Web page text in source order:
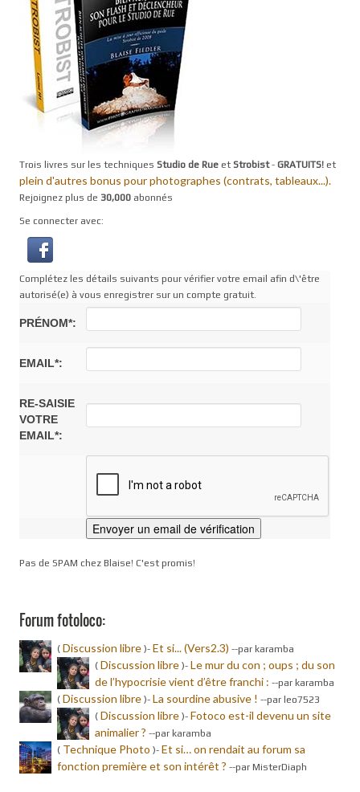
Trois livres sur les techniques Studio de Rue et Strobist- GRATUITS! et
plein d'autres bonus pour photographes (contrats, tableaux...).
Rejoignez plus de 30,000 abonnés
Se connecter avec:
Complétez les détails suivants pour vérifier votre email afin d\'être
autorisé(e) à vous enregistrer sur un compte gratuit.
PRÉNOM*:
EMAIL*:
RE-SAISIE
VOTRE
EMAIL*:
Pas de SPAM chez Blaise! C'est promis!
Forum fotoloco:
( Discussion libre )- Et si... (Vers2.3) --par karamba
( Discussion libre )- Le mur du con ; oups ; du son
de l’hypocrisie vient d’être franchi : --par karamba
( Discussion libre )- La sourdine abusive ! --par leo7523
( Discussion libre )- Fotoco est-il devenu un site
animalier ? --par karamba
( Technique Photo )- Et si… on rendait au forum sa
fonction première et son intérêt ? --par MisterDiaph